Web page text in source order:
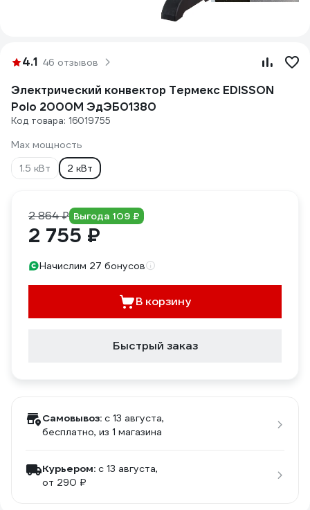
4.1 46 отзывов
Электрический конвектор Термекс EDISSON
Polo 2000M ЭдЭБ01380
Код товара: 16019755
Max мощность
1.5 кВт
2 кВт
2 864 ₽ Выгода 109 ₽
2 755 ₽
Начислим 27 бонусов
В корзину
Быстрый заказ
Самовывоз: c 13 августа,
бесплатно, из 1 магазина
Курьером: c 13 августа,
от 290 ₽